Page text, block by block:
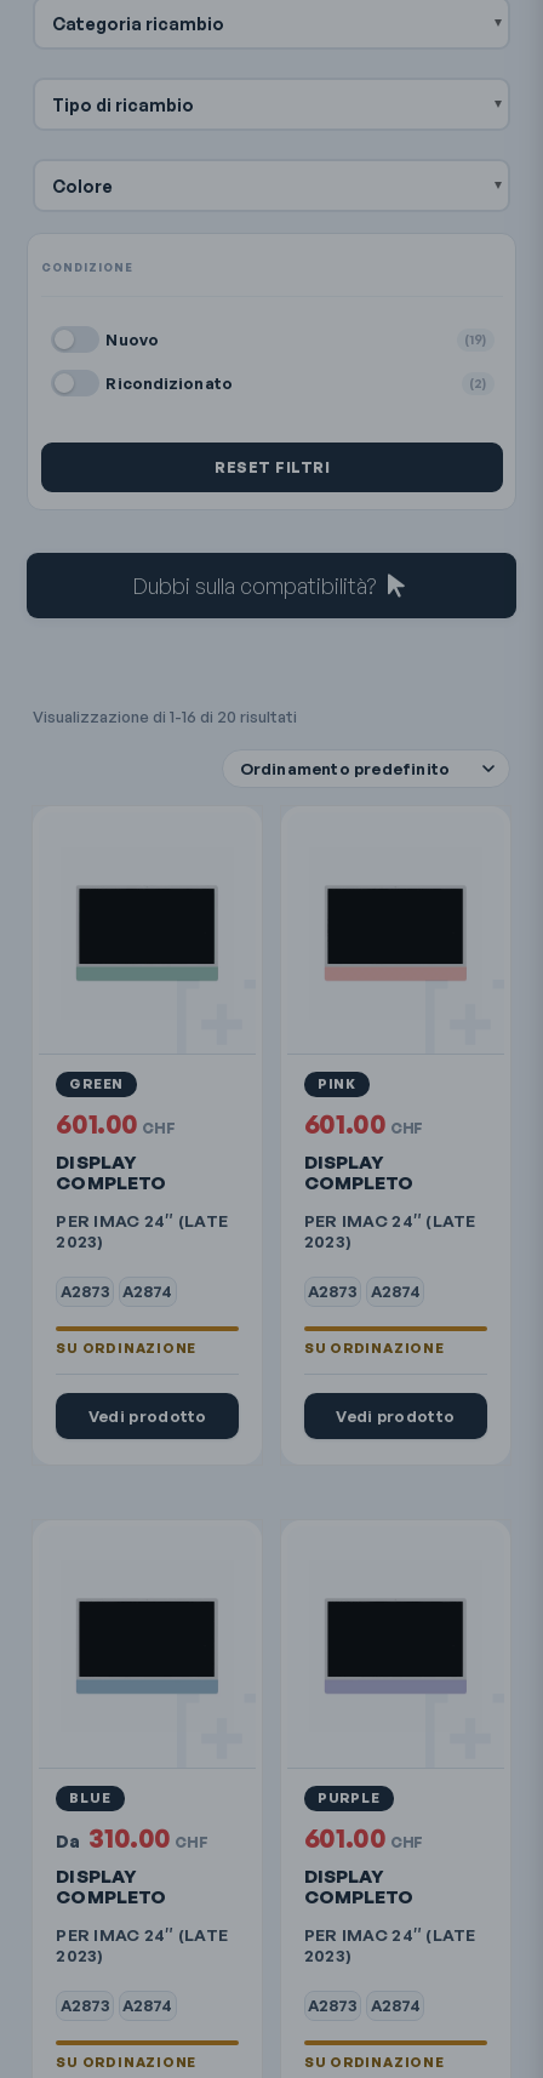
Categoria ricambio
Tipo di ricambio
Colore
Nuovo (19)
Ricondizionato (2)
RESET FILTRI
Dubbi sulla compatibilità?
Visualizzazione di 1-16 di 20 risultati
DISPLAY
COMPLETO
PER IMAC 24″ (LATE
2023)
A2873 A2874
GREEN
601.00 CHF
Vedi prodotto
DISPLAY
COMPLETO
PER IMAC 24″ (LATE
2023)
A2873 A2874
PINK
601.00 CHF
Vedi prodotto
DISPLAY
COMPLETO
PER IMAC 24″ (LATE
2023)
A2873 A2874
BLUE
Da 310.00 CHF
DISPLAY
COMPLETO
PER IMAC 24″ (LATE
2023)
A2873 A2874
PURPLE
601.00 CHF